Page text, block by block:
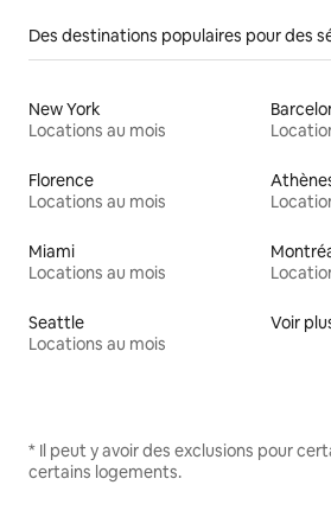
Des destinations populaires pour des
New York
Locations au mois
Florence
Locations au mois
Miami
Locations au mois
Seattle
Locations au mois
Voir
* Il peut y avoir des exclusions pour
certains logements.